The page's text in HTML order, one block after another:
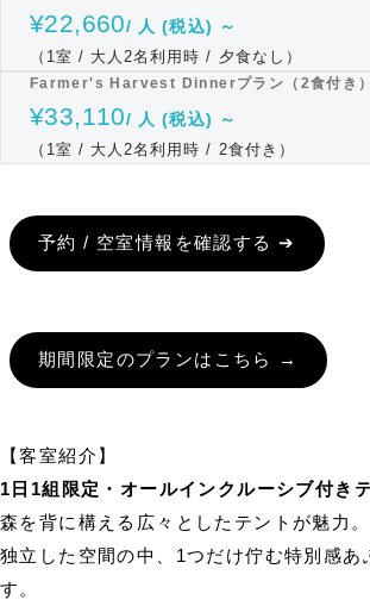
¥22,660/ 人 (税込) ～
（1室 / 大人2名利用時 / 夕食なし）
Farmer's Harvest Dinnerプラン（2食付き）
¥33,110/ 人 (税込) ～
（1室 / 大人2名利用時 / 2食付き）
予約 / 空室情報を確認する ➔
期間限定のプランはこちら →
【客室紹介】
1日1組限定・オールインクルーシブ付き
森を背に構える広々としたテントが魅力。
独立した空間の中、1つだけ佇む特別感あ
す。